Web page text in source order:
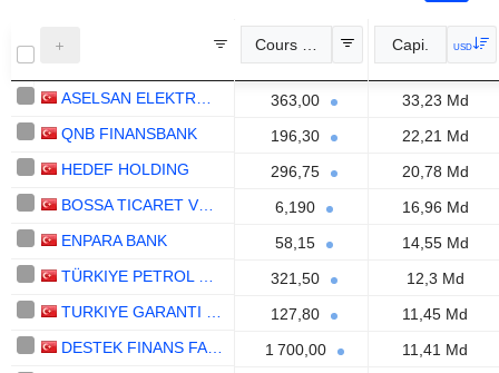
Cours Officiel Capi. USD
363,00
33,23 Md
QNB FINANSBANK
196,30
22,21 Md
HEDEF HOLDING
296,75
20,78 Md
BOSSA TICARET VE SANAYI ISLETMELERI T.A.S.
6,190
16,96 Md
ENPARA BANK
58,15
14,55 Md
321,50
12,3 Md
127,80
11,45 Md
1 700,00
11,41 Md